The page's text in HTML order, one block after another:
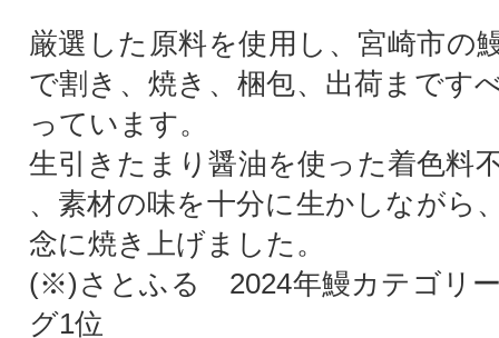
厳選した原料を使用し、宮崎市の
で割き、焼き、梱包、出荷まです
っています。
生引きたまり醤油を使った着色料
、素材の味を十分に生かしながら
念に焼き上げました。
(※)さとふる 2024年鰻カテゴリ
グ1位